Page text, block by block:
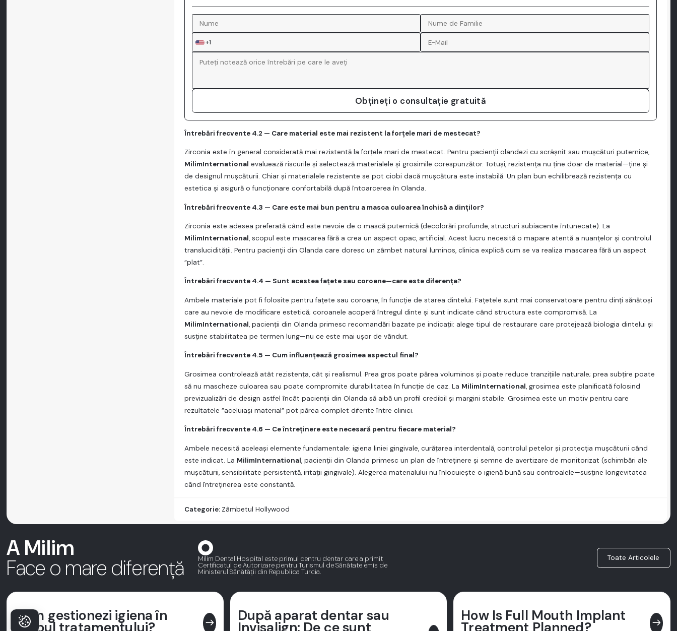
+1
Obțineți o consultație gratuită
Întrebări frecvente 4.2 — Care material este mai rezistent la forțele mari de mestecat?
Zirconia este în general considerată mai rezistentă la forțele mari de mestecat. Pentru pacienții olandezi cu scrâșnit sau mușcături puternice,
MilimInternational evaluează riscurile și selectează materialele și grosimile corespunzător. Totuși, rezistența nu ține doar de material—ține și
de designul mușcăturii. Chiar și materialele rezistente se pot ciobi dacă mușcătura este instabilă. Un plan bun echilibrează rezistența cu
estetica și asigură o funcționare confortabilă după întoarcerea în Olanda.
Întrebări frecvente 4.3 — Care este mai bun pentru a masca culoarea închisă a dinților?
Zirconia este adesea preferată când este nevoie de o mască puternică (decolorări profunde, structuri subiacente întunecate). La
MilimInternational, scopul este mascarea fără a crea un aspect opac, artificial. Acest lucru necesită o mapare atentă a nuanțelor și controlul
translucidității. Pentru pacienții din Olanda care doresc un zâmbet natural luminos, clinica explică cum se va realiza mascarea fără un aspect
”plat”.
Întrebări frecvente 4.4 — Sunt acestea fațete sau coroane—care este diferența?
Ambele materiale pot fi folosite pentru fațete sau coroane, în funcție de starea dintelui. Fațetele sunt mai conservatoare pentru dinți sănătoși
care au nevoie de modificare estetică; coroanele acoperă întregul dinte și sunt indicate când structura este compromisă. La
MilimInternational, pacienții din Olanda primesc recomandări bazate pe indicații: alege tipul de restaurare care protejează biologia dintelui și
susține stabilitatea pe termen lung—nu ce este mai ușor de vândut.
Întrebări frecvente 4.5 — Cum influențează grosimea aspectul final?
Grosimea controlează atât rezistența, cât și realismul. Prea gros poate părea voluminos și poate reduce tranzițiile naturale; prea subțire poate
să nu mascheze culoarea sau poate compromite durabilitatea în funcție de caz. La MilimInternational, grosimea este planificată folosind
previzualizări de design astfel încât pacienții din Olanda să aibă un profil credibil și margini stabile. Grosimea este un motiv pentru care
rezultatele ”aceluiași material” pot părea complet diferite între clinici.
Întrebări frecvente 4.6 — Ce întreținere este necesară pentru fiecare material?
Ambele necesită aceleași elemente fundamentale: igiena liniei gingivale, curățarea interdentală, controlul petelor și protecția mușcăturii când
este indicat. La MilimInternational, pacienții din Olanda primesc un plan de întreținere și semne de avertizare de monitorizat (schimbări ale
mușcăturii, sensibilitate persistentă, iritații gingivale). Alegerea materialului nu înlocuiește o igienă bună sau controalele—susține longevitatea
când întreținerea este constantă.
Categorie: Zâmbetul Hollywood
A Milim
Face o mare diferență Milim Dental Hospital este primul centru dentar care a primit
Certificatul de Autorizare pentru Turismul de Sănătate emis de
Ministerul Sănătății din Republica Turcia.
Toate Articolele
Cum gestionezi igiena în
timpul tratamentului? east După aparat dentar sau
Invisalign: De ce sunt
How Is Full Mouth Implant
Treatment Planned? east